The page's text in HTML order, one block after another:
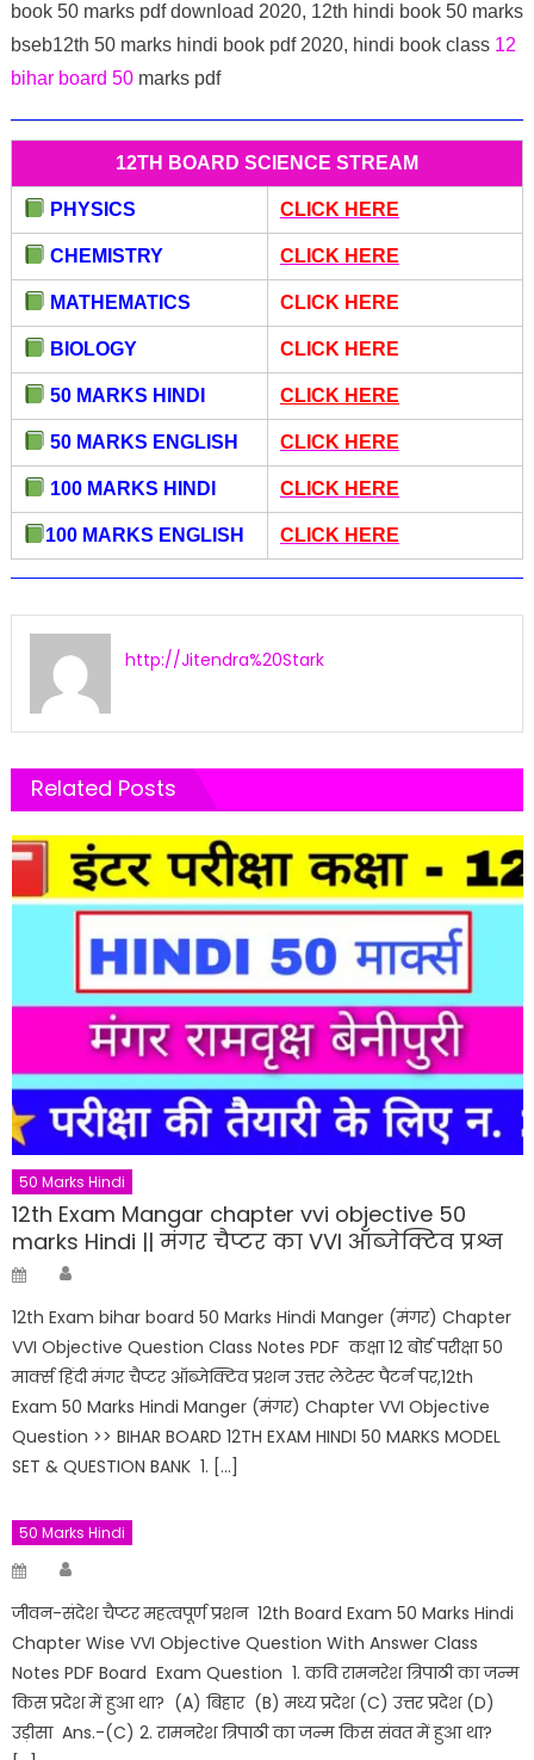
book 50 marks pdf download 2020, 12th hindi book 50 marks
bseb12th 50 marks hindi book pdf 2020, hindi book class 12
bihar board 50marks pdf
12TH BOARD SCIENCE STREAM
PHYSICS CLICK HERE
CHEMISTRY CLICK HERE
MATHEMATICS CLICK HERE
BIOLOGY CLICK HERE
50 MARKS HINDI CLICK HERE
50 MARKS ENGLISH CLICK HERE
100 MARKS HINDI CLICK HERE
100 MARKS ENGLISH CLICK HERE
http://Jitendra%20Stark
Related Posts
50 Marks Hindi
12th Exam Mangar chapter vvi objective 50
marks Hindi || मंगर चैप्टर का VVI ऑब्जेक्टिव प्रश्न
Posted
12th Exam bihar board 50 Marks Hindi Manger (मंगर) Chapter
VVI Objective Question Class Notes PDF कक्षा 12 बोर्ड परीक्षा 50
मार्क्स हिंदी मंगर चैप्टर ऑब्जेक्टिव प्रशन उत्तर लेटेस्ट पैटर्न पर,12th
Exam 50 Marks Hindi Manger (मंगर) Chapter VVI Objective
Question >> BIHAR BOARD 12TH EXAM HINDI 50 MARKS MODEL
SET & QUESTION BANK 1. […]
50 Marks Hindi
Posted
जीवन-संदेश चैप्टर महत्वपूर्ण प्रशन 12th Board Exam 50 Marks Hindi
Chapter Wise VVI Objective Question With Answer Class
Notes PDF Board Exam Question 1. कवि रामनरेश त्रिपाठी का जन्म
किस प्रदेश में हुआ था? (A) बिहार (B) मध्य प्रदेश (C) उत्तर प्रदेश (D)
उड़ीसा Ans.-(C) 2. रामनरेश त्रिपाठी का जन्म किस संवत में हुआ था?